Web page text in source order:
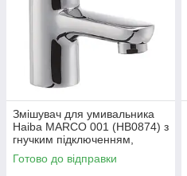
Змішувач для умивальника
Haiba MARCO 001 (HB0874) з
гнучким підключенням,
хромований (HB0874)
Готово до відправки